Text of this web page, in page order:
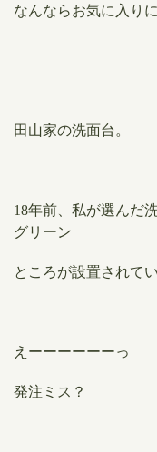
なんならお気に入り
田山家の洗面台。
18年前、私が選んだ
グリーン
ところが設置されて
えーーーーーーっ
発注ミス？